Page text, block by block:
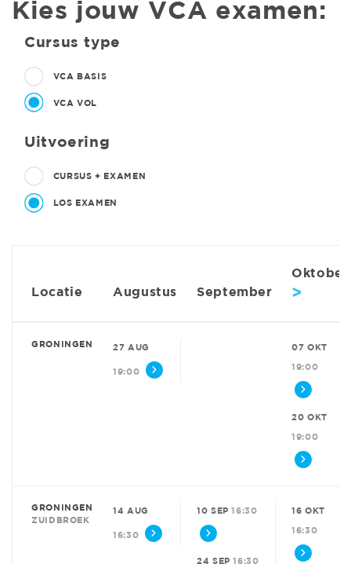
Kies jouw VCA examen:
Cursus type
VCA BASIS
VCA VOL
Uitvoering
CURSUS + EXAMEN
LOS EXAMEN
Locatie Augustus September
Oktober
>
GRONINGEN 27 AUG
19:00
07 OKT
19:00
20 OKT
19:00
GRONINGEN
ZUIDBROEK
14 AUG
16:30
10 SEP 16:30
24 SEP 16:30
16 OKT
16:30